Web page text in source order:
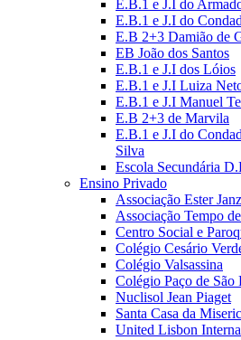
E.B.1 e J.I do
E.B.1 e J.I do
E.B 2+3 Damião de
EB João dos Santos
E.B.1 e J.I dos Lóios
E.B.1 e J.I Luiza
E.B.1 e J.I Manuel
E.B 2+3 de Marvila
E.B.1 e J.I do
Silva
Escola Secundária
Ensino Privado
Associação Ester Janz
Associação Tempo
Centro Social e
Colégio Cesário
Colégio Valsassina
Colégio Paço de São
Nuclisol Jean Piaget
Santa Casa da
United Lisbon